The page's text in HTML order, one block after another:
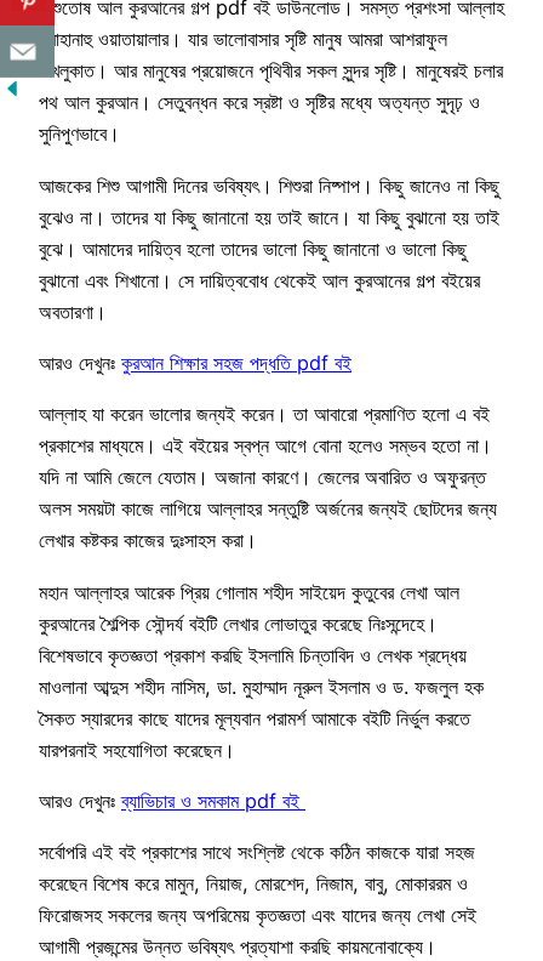
শিশুতোষ আল কুরআনের গল্প pdf বই ডাউনলোড। সমস্ত প্রশংসা আল্লাহ
সুবাহানাহু ওয়াতায়ালার। যার ভালোবাসার সৃষ্টি মানুষ আমরা আশরাফুল
মাখলুকাত। আর মানুষের প্রয়োজনে পৃথিবীর সকল সুন্দর সৃষ্টি। মানুষেরই চলার
পথ আল কুরআন। সেতুবন্ধন করে স্রষ্টা ও সৃষ্টির মধ্যে অত্যন্ত সুদৃঢ় ও
সুনিপুণভাবে।
আজকের শিশু আগামী দিনের ভবিষ্যৎ। শিশুরা নিষ্পাপ। কিছু জানেও না কিছু
বুঝেও না। তাদের যা কিছু জানানো হয় তাই জানে। যা কিছু বুঝানো হয় তাই
বুঝে। আমাদের দায়িত্ব হলো তাদের ভালো কিছু জানানো ও ভালো কিছু
বুঝানো এবং শিখানো। সে দায়িত্ববোধ থেকেই আল কুরআনের গল্প বইয়ের
অবতারণা।
আরও দেখুনঃ কুরআন শিক্ষার সহজ পদ্ধতি pdf বই
আল্লাহ যা করেন ভালোর জন্যই করেন। তা আবারো প্রমাণিত হলো এ বই
প্রকাশের মাধ্যমে। এই বইয়ের স্বপ্ন আগে বোনা হলেও সম্ভব হতো না।
যদি না আমি জেলে যেতাম। অজানা কারণে। জেলের অবারিত ও অফুরন্ত
অলস সময়টা কাজে লাগিয়ে আল্লাহর সন্তুষ্টি অর্জনের জন্যই ছোটদের জন্য
লেখার কষ্টকর কাজের দুঃসাহস করা।
মহান আল্লাহর আরেক প্রিয় গোলাম শহীদ সাইয়েদ কুতুবের লেখা আল
কুরআনের শৈল্পিক সৌন্দর্য বইটি লেখার লোভাতুর করেছে নিঃসন্দেহে।
বিশেষভাবে কৃতজ্ঞতা প্রকাশ করছি ইসলামি চিন্তাবিদ ও লেখক শ্রদ্ধেয়
মাওলানা আব্দুস শহীদ নাসিম, ডা. মুহাম্মাদ নূরুল ইসলাম ও ড. ফজলুল হক
সৈকত স্যারদের কাছে যাদের মূল্যবান পরামর্শ আমাকে বইটি নির্ভুল করতে
যারপরনাই সহযোগিতা করেছেন।
আরও দেখুনঃব্যাভিচার ও সমকাম pdf বই
সর্বোপরি এই বই প্রকাশের সাথে সংশ্লিষ্ট থেকে কঠিন কাজকে যারা সহজ
করেছেন বিশেষ করে মামুন, নিয়াজ, মোরশেদ, নিজাম, বাবু, মোকাররম ও
ফিরোজসহ সকলের জন্য অপরিমেয় কৃতজ্ঞতা এবং যাদের জন্য লেখা সেই
আগামী প্রজন্মের উন্নত ভবিষ্যৎ প্রত্যাশা করছি কায়মনোবাক্যে।